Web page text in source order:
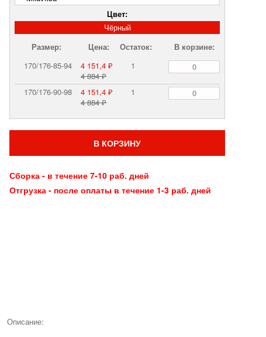
Цвет:
Чёрный
Размер:
Цена: Остаток:
В корзине:
170/176-85-94
4 884 ₽
4 151,4 ₽ 1
170/176-90-98
4 884 ₽
4 151,4 ₽ 1
В КОРЗИНУ
Сборка - в течение 7-10 раб. дней
Отгрузка - после оплаты в течение 1-3 раб. дней
Описание: